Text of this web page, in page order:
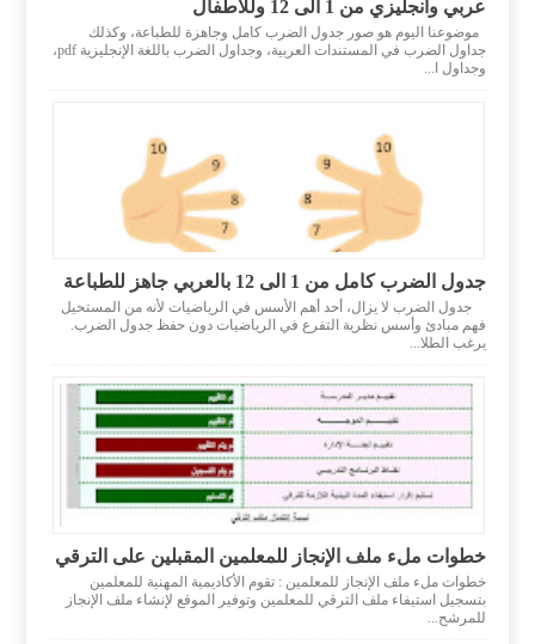
عربي وانجليزي من 1 الى 12 وللاطفال
موضوعنا اليوم هو صور جدول الضرب كامل وجاهزة للطباعة، وكذلك
جداول الضرب في المستندات العربية، وجداول الضرب باللغة الإنجليزية pdf،
وجداول ا...
جدول الضرب كامل من 1 الى 12 بالعربي جاهز للطباعة
جدول الضرب لا يزال، أحد أهم الأسس في الرياضيات لأنه من المستحيل
فهم مبادئ وأسس نظرية التفرع في الرياضيات دون حفظ جدول الضرب.
يرغب الطلا...
خطوات ملء ملف الإنجاز للمعلمين المقبلين على الترقي
خطوات ملء ملف الإنجاز للمعلمين : تقوم الأكاديمية المهنية للمعلمين
بتسجيل استيفاء ملف الترقي للمعلمين وتوفير الموقع لإنشاء ملف الإنجاز
للمرشح...